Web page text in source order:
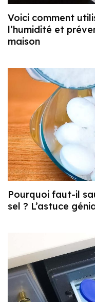
Voici comment
l’humidité et
maison
Pourquoi faut-il
sel ? L’astuce